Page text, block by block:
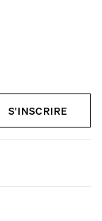
S'INSCRIRE